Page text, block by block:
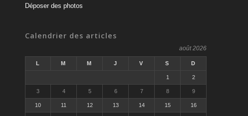
Déposer des photos
Calendrier des articles
août 2026
L M M J V S D
1 2
3 4 5 6 7 8 9
10 11 12 13 14 15 16